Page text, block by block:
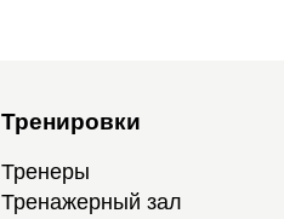
Тренировки
Тренеры
Тренажерный зал